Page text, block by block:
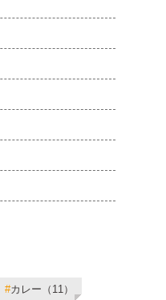
#カレー（11）